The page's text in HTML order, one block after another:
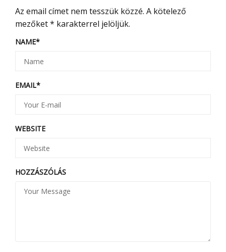
Az email címet nem tesszük közzé. A kötelező
mezőket* karakterrel jelöljük.
NAME*
EMAIL*
WEBSITE
HOZZÁSZÓLÁS